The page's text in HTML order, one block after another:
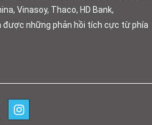
Vinasoy, Thaco, HD Bank,
được những phản hồi tích cực từ phía